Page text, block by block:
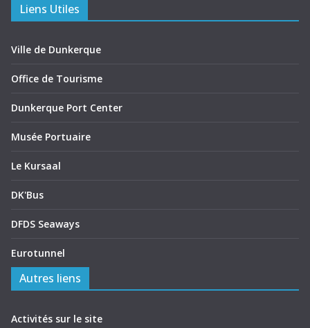
Liens Utiles
Ville de Dunkerque
Office de Tourisme
Dunkerque Port Center
Musée Portuaire
Le Kursaal
DK'Bus
DFDS Seaways
Eurotunnel
Autres liens
Activités sur le site